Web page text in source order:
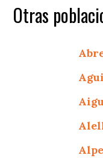
Otras